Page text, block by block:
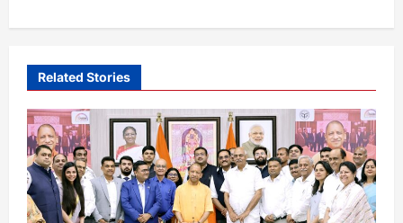
v
g
a
t
i
Related Stories